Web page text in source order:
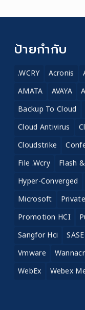
ป้ายกำกับ
.WCRY Acronis
AMATA
AVAYA
Backup To Cloud
Cloud Antivirus
Cloudstrike
File .wcry
Flash
Hyper-Converged
Microsoft
Promotion HCI
Sangfor Hci
SASE
Vmware
WebEx
Webex